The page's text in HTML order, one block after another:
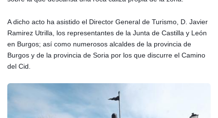
A dicho acto ha asistido el Director General de Turismo, D. Javier
Ramirez Utrilla, los representantes de la Junta de Castilla y León
en Burgos; así como numerosos alcaldes de la provincia de
Burgos y de la provincia de Soria por los que discurre el Camino
del Cid.